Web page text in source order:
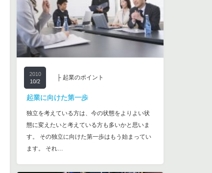
2010
10/2
├ 起業のポイント
起業に向けた第一歩
独立を考えている方は、今の状態をよりよい状
態に変えたいと考えている方も多いかと思いま
す。 その独立に向けた第一歩はもう始まってい
ます。 それ…